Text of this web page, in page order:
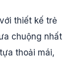
với thiết kế trẻ
chuộng nhất
thoải mái,